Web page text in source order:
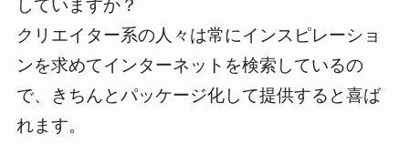
していますか？
クリエイター系の人々は常にインスピレーショ
ンを求めてインターネットを検索しているの
で、きちんとパッケージ化して提供すると喜ば
れます。